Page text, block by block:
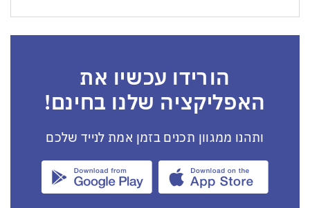
הורידו עכשיו את
האפליקציה שלנו בחינם!
ותהנו ממגוון תכנים בזמן אמת לנייד שלכם